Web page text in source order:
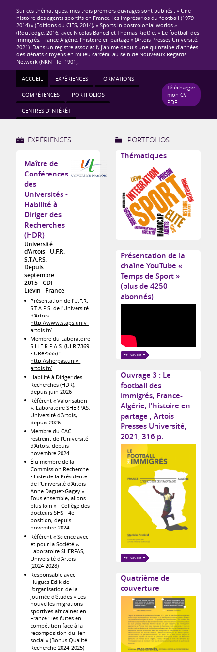
Sur ces thématiques, mes trois premiers ouvrages sont publiés : « Une
histoire des agents sportifs en France, les imprésarios du football (1979-
2014) » (Editions du CIES, 2014), « Sports in postcolonial worlds »
(Routledge, 2016, avec Nicolas Bancel et Thomas Riot) et « Le football des
immigrés, France Algérie, l'histoire en partage » (Artois Presses Université,
2021). Dans un registre associatif, j'anime depuis une quinzaine d'années
des débats citoyens en milieu carcéral au sein de Nouveaux Regards
Network (NRN - loi 1901).
ACCUEIL EXPÉRIENCES FORMATIONS
COMPÉTENCES PORTFOLIOS
CENTRES D'INTÉRÊT
Télécharger
mon CV
PDF
EXPÉRIENCES
Maître de
Conférences
des
Universités -
Habilité à
Diriger des
Recherches
(HDR)
Université
d'Artois - U.F.R.
S.T.A.P.S.
Depuis
septembre
2015 CDI
Liévin
France
Présentation de l'U.F.R.
S.T.A.P.S. de l'Université
d'Artois :
http://www.staps.univ-
artois.fr/
Membre du Laboratoire
S.H.E.R.P.A.S. (ULR 7369
- URePSSS) :
http://sherpas.univ-
artois.fr/
Habilité à Diriger des
Recherches (HDR),
depuis juin 2026
Référent « Valorisation
», Laboratoire SHERPAS,
Université d’Artois,
depuis 2026
Membre du CAC
restreint de l’Université
d’Artois, depuis
novembre 2024
Élu membre de la
Commission Recherche
- Liste de la Présidente
de l’Université d’Artois
Anne Daguet-Gagey «
Tous ensemble, allons
plus loin » - Collège des
docteurs SHS - 4e
position, depuis
novembre 2024
Référent « Science avec
et pour la Société »,
Laboratoire SHERPAS,
Université d’Artois
(2024-2028)
Responsable avec
Hugues Edik de
l'organisation de la
journée d’études « Les
nouvelles migrations
sportives africaines en
France : les fuites en
compétition face à la
recomposition du lien
social » (Bonus Qualité
Recherche 2024-2025)
PORTFOLIOS
Thématiques
Présentation de la
chaîne YouTube «
Temps de Sport »
(plus de 4250
abonnés)
En savoir +
Ouvrage 3 : Le
football des
immigrés, France-
Algérie, l'histoire en
partage , Artois
Presses Université,
2021, 316 p.
En savoir +
Quatrième de
couverture